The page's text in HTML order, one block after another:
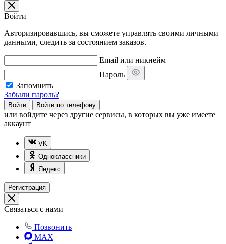
Войти
Авторизировавшись, вы сможете управлять своими личными
данными, следить за состоянием заказов.
Email или никнейм
Пароль
Запомнить
Забыли пароль?
Войти Войти по телефону
или войдите через другие сервисы, в которых вы уже имеете
аккаунт
VK
Одноклассники
Яндекс
Регистрация
Связаться с нами
Позвонить
MAX